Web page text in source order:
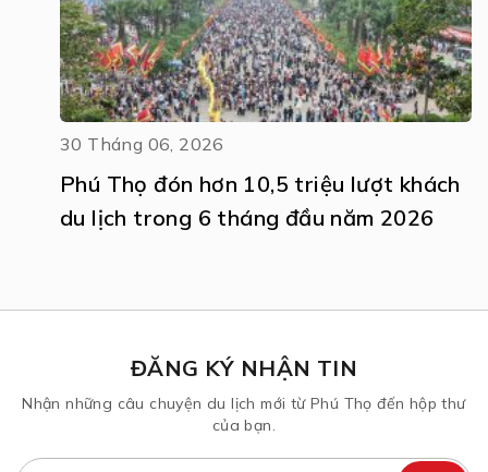
30 Tháng 06, 2026
Phú Thọ đón hơn 10,5 triệu lượt khách
du lịch trong 6 tháng đầu năm 2026
ĐĂNG KÝ NHẬN TIN
Nhận những câu chuyện du lịch mới từ Phú Thọ đến hộp thư
của bạn.